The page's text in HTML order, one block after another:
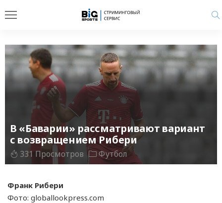
В «Баварии» рассматривают вариант
с возвращением Рибери
331 Просмотров Футбол
Франк Рибери
Фото: globallookpress.com